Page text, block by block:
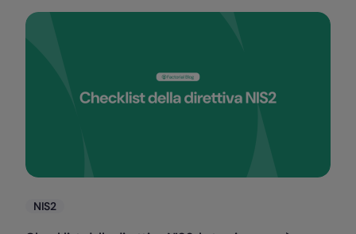
Categorie
NIS2